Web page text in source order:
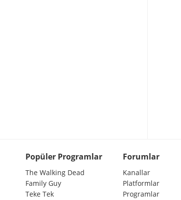
Popüler Programlar
The Walking Dead
Family Guy
Teke Tek
Forumlar
Kanallar
Platformlar
Programlar